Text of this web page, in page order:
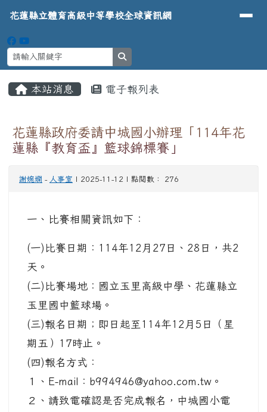
花蓮縣立體育高級中等學校全球資
導覽列
花蓮縣立體育高級中等學校全球資訊網
本站消息 電子報列表
花蓮縣政府委請中城國小辦理「114年花
蓮縣『教育盃』籃球錦標賽」
謝婉嫻 - 人事室 | 2025-11-12 | 點閱數： 276
一、比賽相關資訊如下：
(一)比賽日期：114年12月27日、28日，共2
天。
(二)比賽場地：國立玉里高級中學、花蓮縣立
玉里國中籃球場。
(三)報名日期；即日起至114年12月5日（星
期五）17時止。
(四)報名方式：
１、E-mail：b994946@yahoo.com.tw。
２、請致電確認是否完成報名，中城國小電